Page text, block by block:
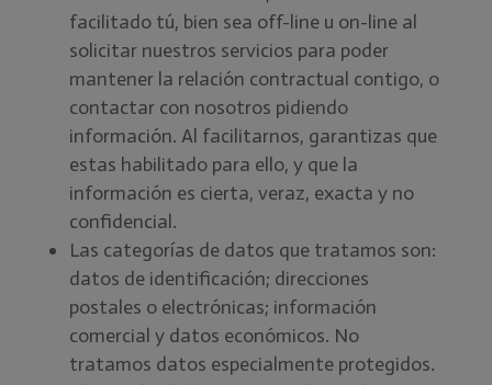
facilitado tú, bien sea off-line u on-line al
solicitar nuestros servicios para poder
mantener la relación contractual contigo, o
contactar con nosotros pidiendo
información. Al facilitarnos, garantizas que
estas habilitado para ello, y que la
información es cierta, veraz, exacta y no
confidencial.
Las categorías de datos que tratamos son:
datos de identificación; direcciones
postales o electrónicas; información
comercial y datos económicos. No
tratamos datos especialmente protegidos.